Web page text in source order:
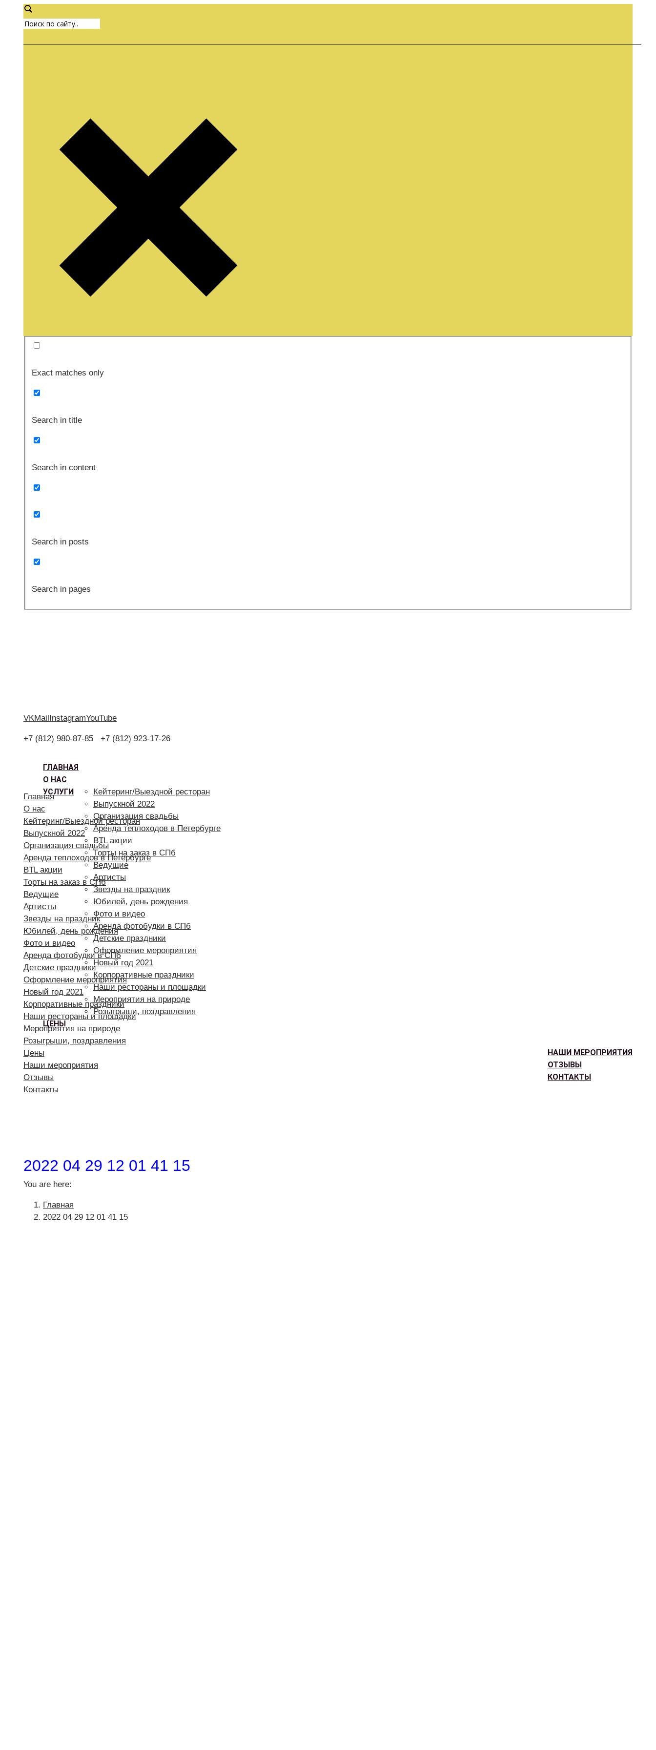
Exact matches only
Search in title
Search in content
Search in posts
Search in pages
VKMailInstagramYouTube
+7 (812) 980-87-85 +7 (812) 923-17-26
ГЛАВНАЯ
О НАС
УСЛУГИ
Кейтеринг/Выездной ресторан
Выпускной 2022
Организация свадьбы
Аренда теплоходов в Петербурге
BTL акции
Торты на заказ в СПб
Ведущие
Артисты
Звезды на праздник
Юбилей, день рождения
Фото и видео
Аренда фотобудки в СПб
Детские праздники
Оформление мероприятия
Новый год 2021
Корпоративные праздники
Наши рестораны и площадки
Мероприятия на природе
Розыгрыши, поздравления
ЦЕНЫ
НАШИ МЕРОПРИЯТИЯ
ОТЗЫВЫ
КОНТАКТЫ
Главная
О нас
Кейтеринг/Выездной ресторан
Выпускной 2022
Организация свадьбы
Аренда теплоходов в Петербурге
BTL акции
Торты на заказ в СПб
Ведущие
Артисты
Звезды на праздник
Юбилей, день рождения
Фото и видео
Аренда фотобудки в СПб
Детские праздники
Оформление мероприятия
Новый год 2021
Корпоративные праздники
Наши рестораны и площадки
Мероприятия на природе
Розыгрыши, поздравления
Цены
Наши мероприятия
Отзывы
Контакты
2022 04 29 12 01 41 15
You are here:
Главная
2022 04 29 12 01 41 15